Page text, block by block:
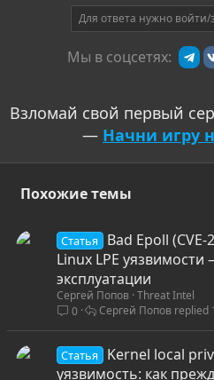
Сказка о рыбаке и рыбке
Для ответа нужно войти/
Мы в соцсетях:
Взломай свой первый
— Начни игру
Похожие темы
Статья
Bad Epoll
Linux LPE
эксплуатации
Сергей Попов Threat Intel
0
Сергей Попов
Статья
Kernel local
уязвимость: как